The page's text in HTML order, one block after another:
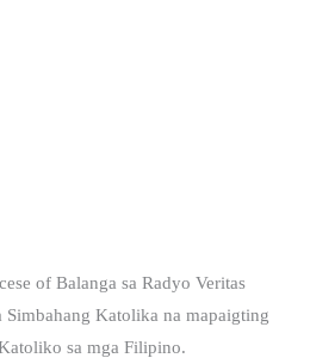
of Balanga sa Radyo Veritas
Simbahang Katolika na mapaigting
sa mga Filipino.